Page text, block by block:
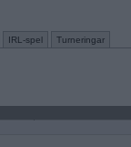
IRL-spel Turneringar